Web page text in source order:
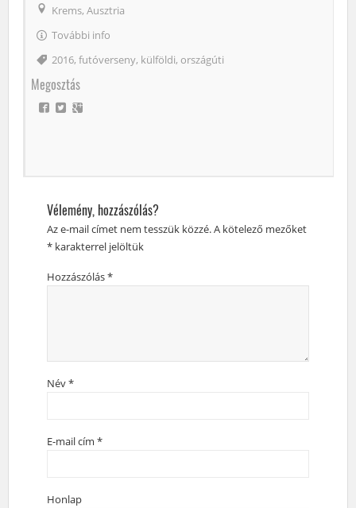
Krems, Ausztria
További info
Címke
2016, futóverseny, külföldi, országúti
Megosztás
Vélemény, hozzászólás?
Az e-mail címet nem tesszük közzé.A kötelező mezőket
*karakterrel jelöltük
Hozzászólás*
Név*
E-mail cím *
Honlap